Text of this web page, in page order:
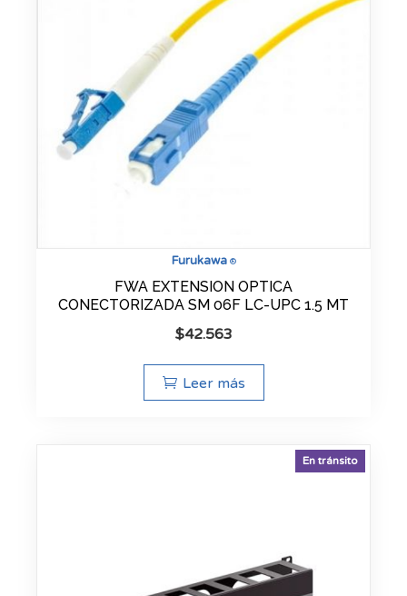
Furukawa®
FWA EXTENSION OPTICA
CONECTORIZADA SM 06F LC-UPC 1.5 MT
$42.563
Leer más
En tránsito